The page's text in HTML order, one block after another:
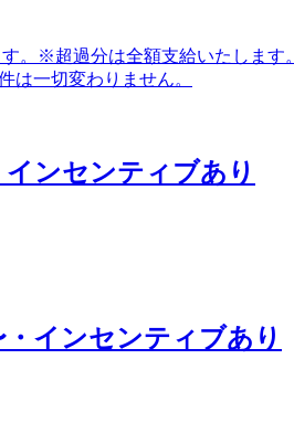
※超過分は全額支給いたします
は一切変わりません。
インセンティブあり
・インセンティブあり